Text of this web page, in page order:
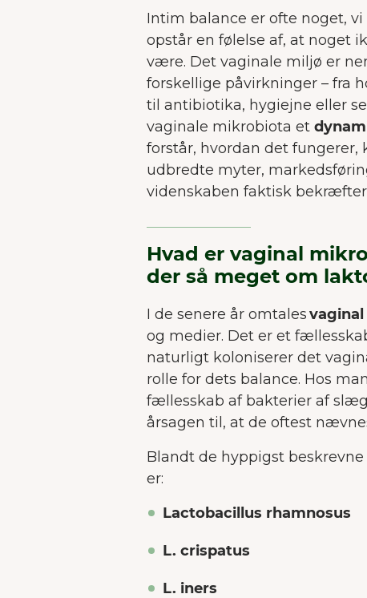
Intim balance er ofte noget,
opstår en følelse af, at noget
være. Det vaginale miljø er
forskellige påvirkninger – fra
til antibiotika, hygiejne eller
vaginale mikrobiota et
forstår, hvordan det
udbredte myter,
videnskaben faktisk
Hvad er vaginal
der så meget om
I de senere år omtales
og medier. Det er et
naturligt koloniserer det
rolle for dets balance. Hos
fællesskab af bakterier af
årsagen til, at de oftest
Blandt de hyppigst
er:
Lactobacillus rhamnosus
L. crispatus
L. iners
Vi